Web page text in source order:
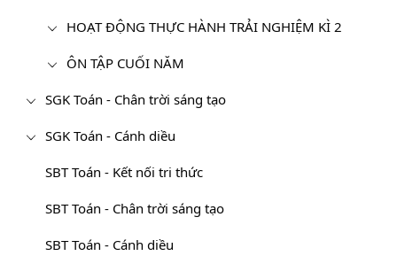
HOẠT ĐỘNG THỰC HÀNH TRẢI NGHIỆM KÌ 2
ÔN TẬP CUỐI NĂM
SGK Toán - Chân trời sáng tạo
SGK Toán - Cánh diều
SBT Toán - Kết nối tri thức
SBT Toán - Chân trời sáng tạo
SBT Toán - Cánh diều